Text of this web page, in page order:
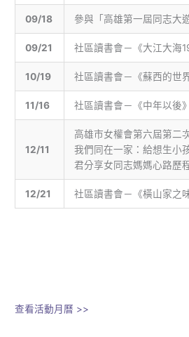
09/18 參與「高雄第一屆同志大遊
09/21 社區讀書會－《大江大海
10/19 社區讀書會－《蘇西的世
11/16 社區讀書會－《中年以後》
12/11
高雄市女權會第六屆第二
我們同在一家：給想生小
君分享女同志媽媽心路歷
12/21 社區讀書會－《橫山家之
查看活動月曆 >>